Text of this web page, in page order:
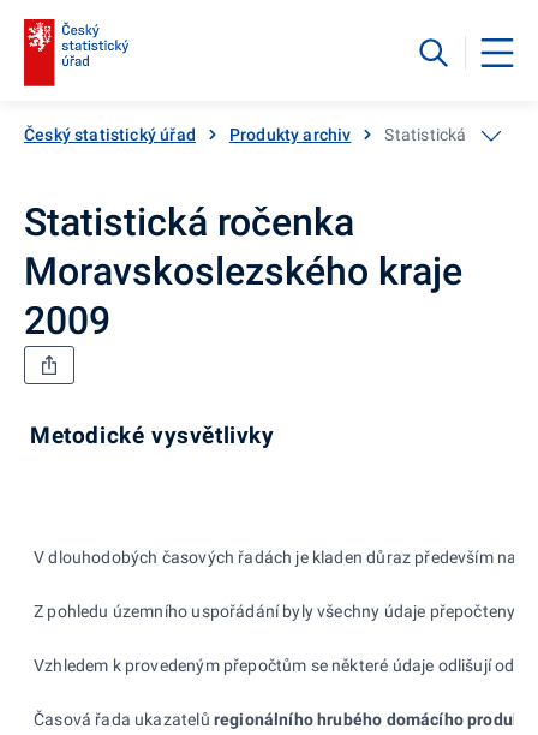
Český statistický úřad Produkty archiv Statistická ročenka
Statistická ročenka
Moravskoslezského kraje
2009
Metodické vysvětlivky
V dlouhodobých časových řadách je kladen důraz především na
Z pohledu územního uspořádání byly všechny údaje přepočteny
Vzhledem k provedeným přepočtům se některé údaje odlišují od
Časová řada ukazatelů regionálního hrubého domácího produktu